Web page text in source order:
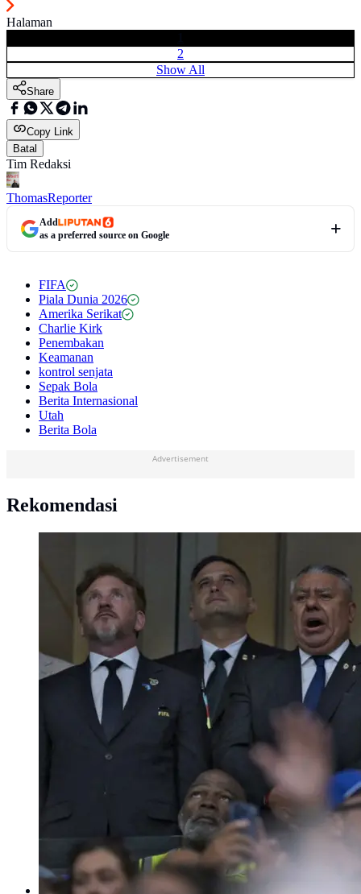
Halaman
2
Show All
Share
Copy Link
Batal
Tim Redaksi
ThomasReporter
Add
as a preferred source on Google
FIFA
Piala Dunia 2026
Amerika Serikat
Charlie Kirk
Penembakan
Keamanan
kontrol senjata
Sepak Bola
Berita Internasional
Utah
Berita Bola
Advertisement
Rekomendasi